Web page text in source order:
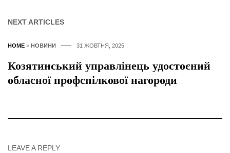
NEXT ARTICLES
HOME > НОВИНИ 31 ЖОВТНЯ, 2025
Козятинський управлінець удостоєний
обласної профспілкової нагороди
LEAVE A REPLY